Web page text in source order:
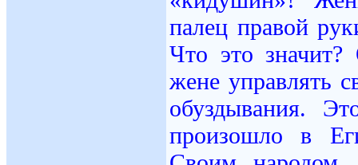
палец правой
Что это значит?
жене управлять
обуздывания.
произошло в